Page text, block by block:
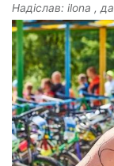
Надіслав: ilona ,